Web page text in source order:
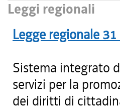
Leggi regionali
Legge regionale 31
Sistema integrato
servizi per la
dei diritti di